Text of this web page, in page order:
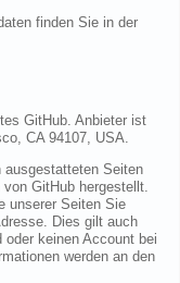
finden Sie in der
GitHub. Anbieter ist
CA 94107, USA.
ausgestatteten Seiten
GitHub hergestellt.
unserer Seiten Sie
Dies gilt auch
keinen Account bei
werden an den